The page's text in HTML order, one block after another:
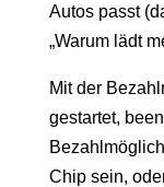
Autos passt
„Warum lädt
Mit der
gestartet,
Chip sein,